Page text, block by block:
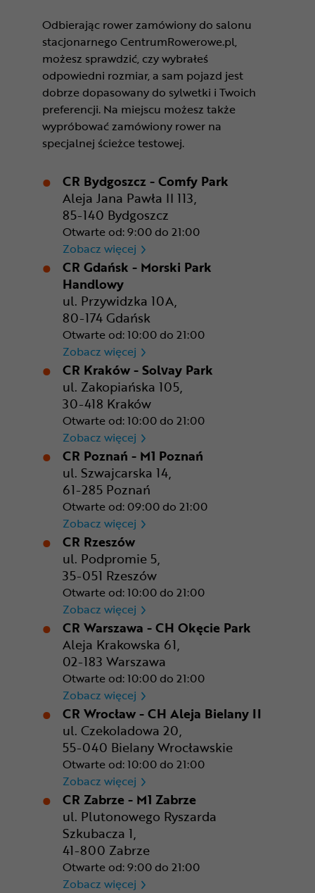
Odbierając rower zamówiony do salonu
stacjonarnego CentrumRowerowe.pl,
możesz sprawdzić, czy wybrałeś
odpowiedni rozmiar, a sam pojazd jest
dobrze dopasowany do sylwetki i Twoich
preferencji. Na miejscu możesz także
wypróbować zamówiony rower na
specjalnej ścieżce testowej.
CR Bydgoszcz - Comfy Park
Aleja Jana Pawła II 113,
85-140 Bydgoszcz
Otwarte od: 9:00 do 21:00
Zobacz więcej CR Bydgoszcz - Comfy Park
CR Gdańsk - Morski Park
Handlowy
ul. Przywidzka 10A,
80-174 Gdańsk
Otwarte od: 10:00 do 21:00
Zobacz więcej CR Gdańsk - Morski Park
CR Kraków - Solvay Park
ul. Zakopiańska 105,
30-418 Kraków
Otwarte od: 10:00 do 21:00
Zobacz więcej CR Kraków - Solvay Park
CR Poznań - M1 Poznań
ul. Szwajcarska 14,
61-285 Poznań
Otwarte od: 09:00 do 21:00
Zobacz więcej CR Poznań - M1 Poznań
CR Rzeszów
ul. Podpromie 5,
35-051 Rzeszów
Otwarte od: 10:00 do 21:00
Zobacz więcej CR Rzeszów
CR Warszawa - CH Okęcie Park
Aleja Krakowska 61,
02-183 Warszawa
Otwarte od: 10:00 do 21:00
Zobacz więcej CR Warszawa - CH Okęcie
CR Wrocław - CH Aleja Bielany II
ul. Czekoladowa 20,
55-040 Bielany Wrocławskie
Otwarte od: 10:00 do 21:00
Zobacz więcej CR Wrocław - CH Aleja
CR Zabrze - M1 Zabrze
ul. Plutonowego Ryszarda
Szkubacza 1,
41-800 Zabrze
Otwarte od: 9:00 do 21:00
Zobacz więcej CR Zabrze - M1 Zabrze